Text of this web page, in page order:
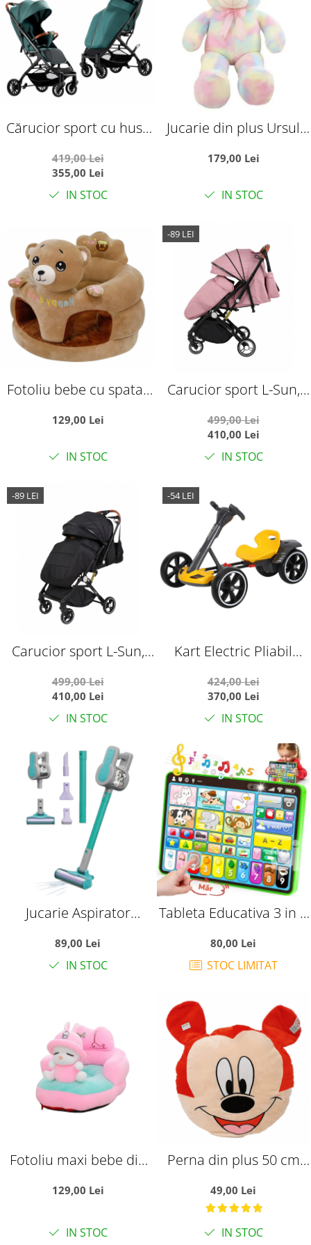
Cărucior sport cu husă
rapidă tip troller, S1
verde
419,00 Lei
355,00 Lei
IN STOC
Jucarie din plus Ursul
179,00 Lei
IN STOC
Fotoliu bebe cu spatar
Ursuletul maro Happy
129,00 Lei
IN STOC
-89 LEI
Carucior sport L-Sun,
troller, cu maner
reversibil, husa de
picioare si gentuta
499,00 Lei
410,00 Lei
IN STOC
-89 LEI
Carucior sport L-Sun,
troller, cu maner
reversibil, husa de
picioare si gentuta
499,00 Lei
410,00 Lei
IN STOC
-54 LEI
Kart Electric Pliabil
Galben
424,00 Lei
370,00 Lei
IN STOC
Jucarie Aspirator
si Efecte Vizuale, 57 cm,
3 ani+
89,00 Lei
IN STOC
Tableta Educativa 3 in 1
Activitati Logopedice si
Jocuri, verde
80,00 Lei
STOC LIMITAT
Fotoliu maxi bebe din
roz
129,00 Lei
IN STOC
Perna din plus 50 cm
49,00 Lei
IN STOC